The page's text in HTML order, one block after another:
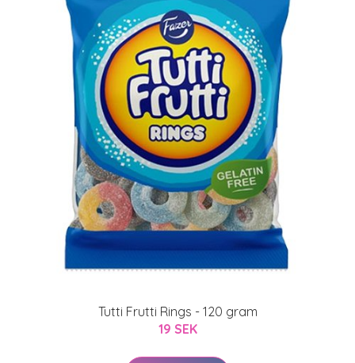
Tutti Frutti Rings - 120 gram
19 SEK